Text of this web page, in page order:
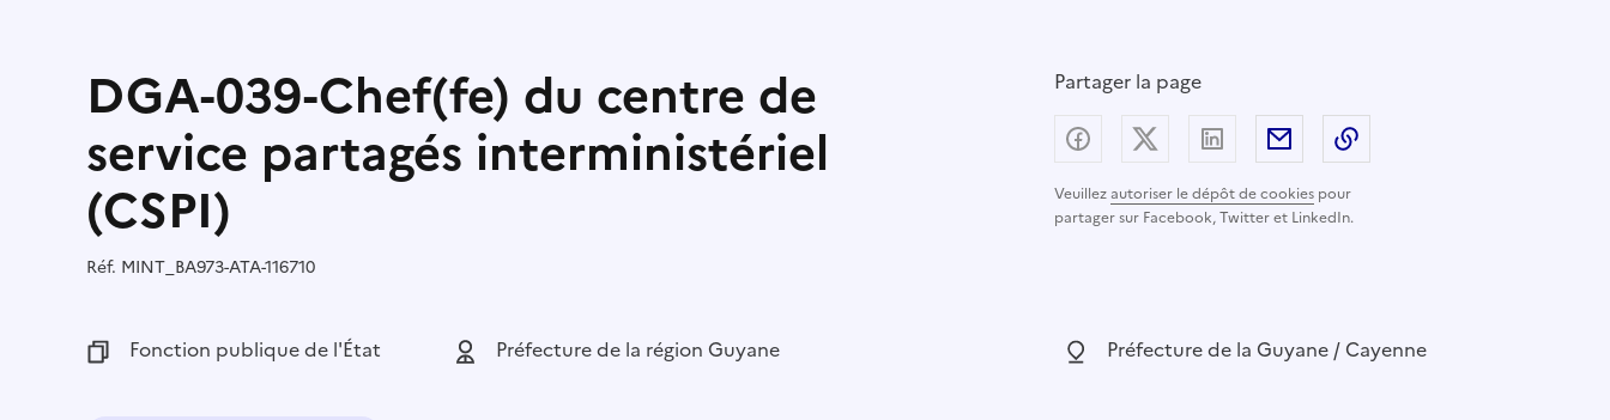
DGA-039-Chef(fe) du centre de
service partagés interministériel
(CSPI)
Partager la page
Veuillezautoriser le dépôt de cookies pour
partager sur Facebook, Twitter et LinkedIn.
Partager sur Facebook
Partager sur X (anciennement Twitter) -
Partager sur LinkedIn
Partager par email
Réf. Référence :
MINT_BA973-ATA-116710
Fonction publique :
Fonction publique de l'État Employeur :
Préfecture de la région Guyane Localisation :
Préfecture de la Guyane / Cayenne